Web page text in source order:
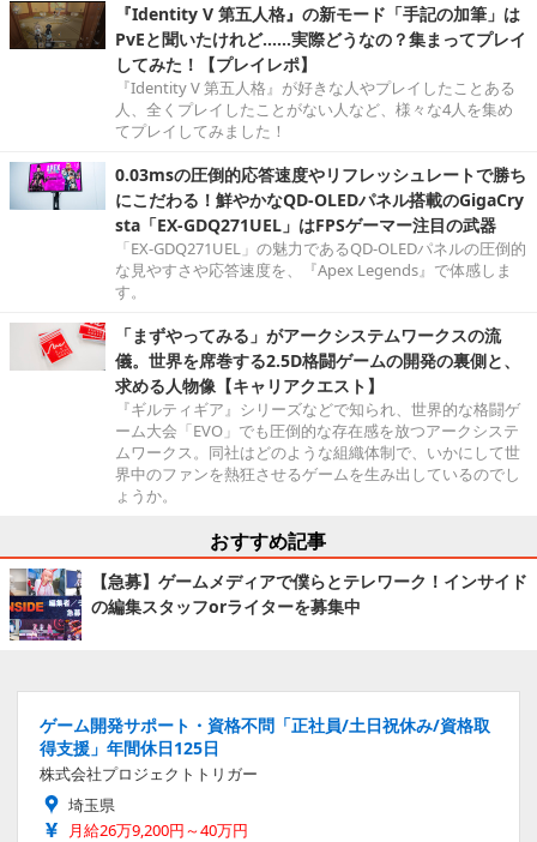
『Identity V 第五人格』の新モード「手記の加筆」は
PvEと聞いたけれど……実際どうなの？集まってプレイ
してみた！【プレイレポ】
『Identity V 第五人格』が好きな人やプレイしたことある
人、全くプレイしたことがない人など、様々な4人を集め
てプレイしてみました！
0.03msの圧倒的応答速度やリフレッシュレートで勝ち
にこだわる！鮮やかなQD-OLEDパネル搭載のGigaCry
sta「EX-GDQ271UEL」はFPSゲーマー注目の武器
「EX-GDQ271UEL」の魅力であるQD-OLEDパネルの圧倒的
な見やすさや応答速度を、『Apex Legends』で体感しま
す。
「まずやってみる」がアークシステムワークスの流
儀。世界を席巻する2.5D格闘ゲームの開発の裏側と、
求める人物像【キャリアクエスト】
『ギルティギア』シリーズなどで知られ、世界的な格闘ゲ
ーム大会「EVO」でも圧倒的な存在感を放つアークシステ
ムワークス。同社はどのような組織体制で、いかにして世
界中のファンを熱狂させるゲームを生み出しているのでし
ょうか。
おすすめ記事
【急募】ゲームメディアで僕らとテレワーク！インサイド
の編集スタッフorライターを募集中
ゲーム開発サポート・資格不問「正社員/土日祝休み/資格取
得支援」年間休日125日
株式会社プロジェクトトリガー
埼玉県
月給26万9,200円～40万円